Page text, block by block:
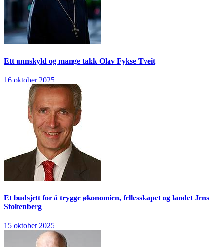
Ett unnskyld og mange takk Olav Fykse Tveit
16 oktober 2025
Et budsjett for å trygge økonomien, fellesskapet og landet Jens
Stoltenberg
15 oktober 2025